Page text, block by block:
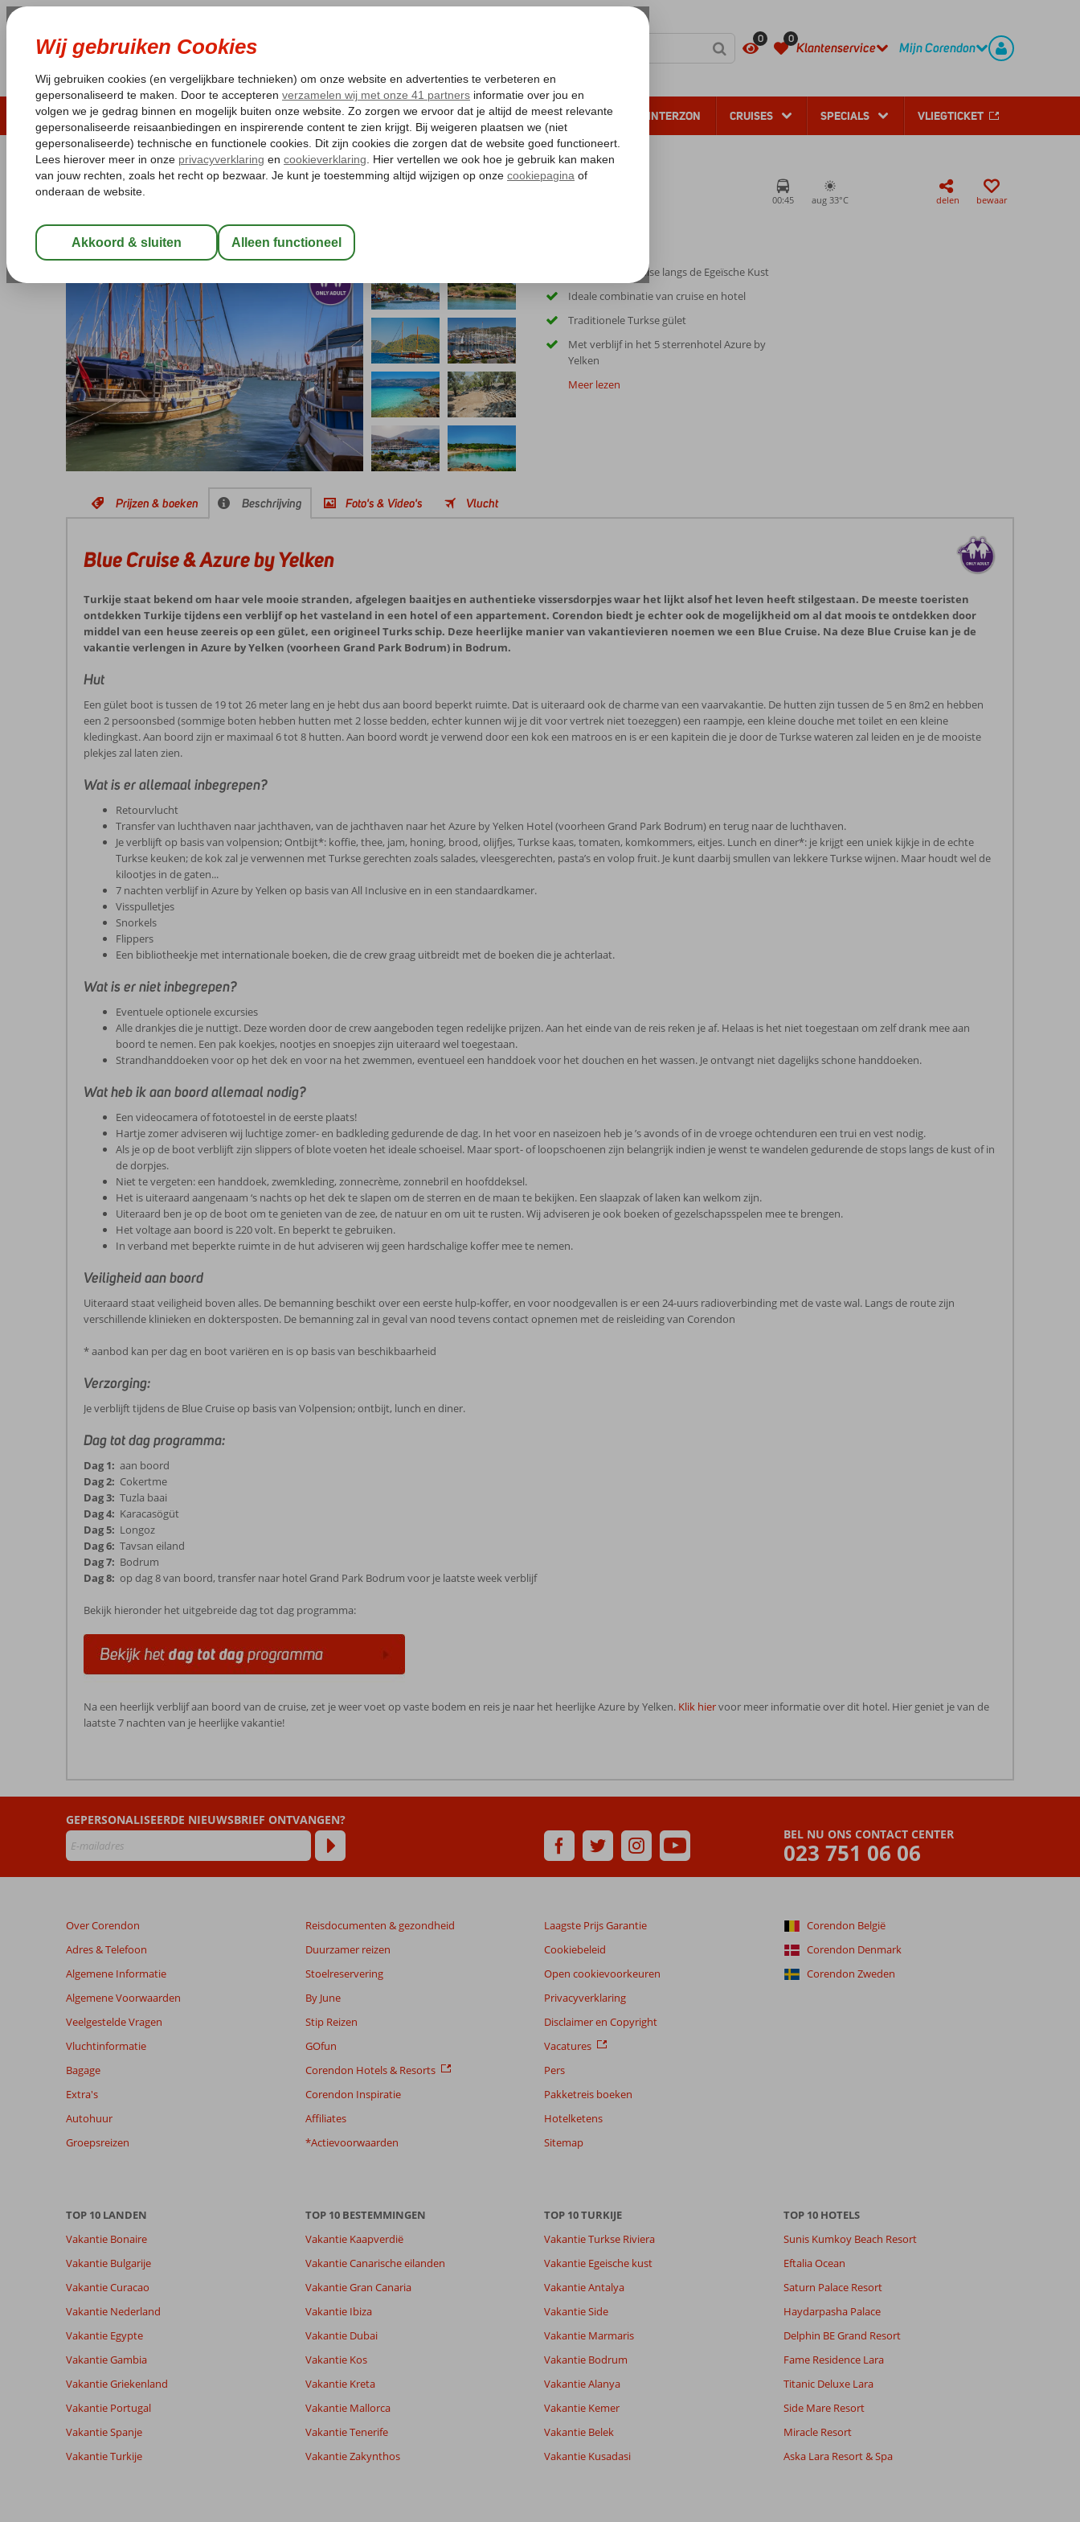
0 0
Klantenservice Mijn Corendon
LAST MINUTE ZOMER 2026 ZONVAKANTIE VERRE REIZEN ALL INCLUSIVE WINTERZON CRUISES SPECIALS VLIEGTICKET
Pakketgarantie Laagsteprijsgarantie* Gratis annuleren*
Home
Turkije Egeische kust
Blue Cruise & Azure by Yelken
Zie beschrijving (optie 2)
00:45 aug 33°C delen bewaar
Schitterende cruise langs de Egeïsche Kust
Ideale combinatie van cruise en hotel
Traditionele Turkse gület
Met verblijf in het 5 sterrenhotel Azure by
Yelken
Meer lezen
Prijzen & boeken Beschrijving Foto's & Video's Vlucht
Blue Cruise & Azure by Yelken
Turkije staat bekend om haar vele mooie stranden, afgelegen baaitjes en authentieke vissersdorpjes waar het lijkt alsof het leven heeft stilgestaan. De meeste toeristen
ontdekken Turkije tijdens een verblijf op het vasteland in een hotel of een appartement. Corendon biedt je echter ook de mogelijkheid om al dat moois te ontdekken door
middel van een heuse zeereis op een gület, een origineel Turks schip. Deze heerlijke manier van vakantievieren noemen we een Blue Cruise. Na deze Blue Cruise kan je de
vakantie verlengen in Azure by Yelken (voorheen Grand Park Bodrum) in Bodrum.
Hut
Een gület boot is tussen de 19 tot 26 meter lang en je hebt dus aan boord beperkt ruimte. Dat is uiteraard ook de charme van een vaarvakantie. De hutten zijn tussen de 5 en 8m2 en hebben
een 2 persoonsbed (sommige boten hebben hutten met 2 losse bedden, echter kunnen wij je dit voor vertrek niet toezeggen) een raampje, een kleine douche met toilet en een kleine
kledingkast. Aan boord zijn er maximaal 6 tot 8 hutten. Aan boord wordt je verwend door een kok een matroos en is er een kapitein die je door de Turkse wateren zal leiden en je de mooiste
plekjes zal laten zien.
Wat is er allemaal inbegrepen?
Retourvlucht
Transfer van luchthaven naar jachthaven, van de jachthaven naar het Azure by Yelken Hotel (voorheen Grand Park Bodrum) en terug naar de luchthaven.
Je verblijft op basis van volpension; Ontbijt*: koffie, thee, jam, honing, brood, olijfjes, Turkse kaas, tomaten, komkommers, eitjes. Lunch en diner*: je krijgt een uniek kijkje in de echte
Turkse keuken; de kok zal je verwennen met Turkse gerechten zoals salades, vleesgerechten, pasta’s en volop fruit. Je kunt daarbij smullen van lekkere Turkse wijnen. Maar houdt wel de
kilootjes in de gaten...
7 nachten verblijf in Azure by Yelken op basis van All Inclusive en in een standaardkamer.
Visspulletjes
Snorkels
Flippers
Een bibliotheekje met internationale boeken, die de crew graag uitbreidt met de boeken die je achterlaat.
Wat is er niet inbegrepen?
Eventuele optionele excursies
Alle drankjes die je nuttigt. Deze worden door de crew aangeboden tegen redelijke prijzen. Aan het einde van de reis reken je af. Helaas is het niet toegestaan om zelf drank mee aan
boord te nemen. Een pak koekjes, nootjes en snoepjes zijn uiteraard wel toegestaan.
Strandhanddoeken voor op het dek en voor na het zwemmen, eventueel een handdoek voor het douchen en het wassen. Je ontvangt niet dagelijks schone handdoeken.
Wat heb ik aan boord allemaal nodig?
Een videocamera of fototoestel in de eerste plaats!
Hartje zomer adviseren wij luchtige zomer- en badkleding gedurende de dag. In het voor en naseizoen heb je ’s avonds of in de vroege ochtenduren een trui en vest nodig.
Als je op de boot verblijft zijn slippers of blote voeten het ideale schoeisel. Maar sport- of loopschoenen zijn belangrijk indien je wenst te wandelen gedurende de stops langs de kust of in
de dorpjes.
Niet te vergeten: een handdoek, zwemkleding, zonnecrème, zonnebril en hoofddeksel.
Het is uiteraard aangenaam ‘s nachts op het dek te slapen om de sterren en de maan te bekijken. Een slaapzak of laken kan welkom zijn.
Uiteraard ben je op de boot om te genieten van de zee, de natuur en om uit te rusten. Wij adviseren je ook boeken of gezelschapsspelen mee te brengen.
Het voltage aan boord is 220 volt. En beperkt te gebruiken.
In verband met beperkte ruimte in de hut adviseren wij geen hardschalige koffer mee te nemen.
Veiligheid aan boord
Uiteraard staat veiligheid boven alles. De bemanning beschikt over een eerste hulp-koffer, en voor noodgevallen is er een 24-uurs radioverbinding met de vaste wal. Langs de route zijn
verschillende klinieken en doktersposten. De bemanning zal in geval van nood tevens contact opnemen met de reisleiding van Corendon
* aanbod kan per dag en boot variëren en is op basis van beschikbaarheid
Verzorging:
Je verblijft tijdens de Blue Cruise op basis van Volpension; ontbijt, lunch en diner.
Dag tot dag programma:
Dag 1: aan boord
Dag 2: Cokertme
Dag 3: Tuzla baai
Dag 4: Karacasögüt
Dag 5: Longoz
Dag 6: Tavsan eiland
Dag 7: Bodrum
Dag 8: op dag 8 van boord, transfer naar hotel Grand Park Bodrum voor je laatste week verblijf
Bekijk hieronder het uitgebreide dag tot dag programma:
Na een heerlijk verblijf aan boord van de cruise, zet je weer voet op vaste bodem en reis je naar het heerlijke Azure by Yelken. Klik hiervoor meer informatie over dit hotel. Hier geniet je van de
laatste 7 nachten van je heerlijke vakantie!
door
onze
klanten
in
Blue
&
Azure
Yelken
48
meer
om
de
van
de
beoordelingen
te
Meer
info
onze
beoordelingen.
BEL NU ONS CONTACT CENTER
023 751 06 06
GEPERSONALISEERDE NIEUWSBRIEF ONTVANGEN?
Over Corendon
Adres & Telefoon
Algemene Informatie
Algemene Voorwaarden
Veelgestelde Vragen
Vluchtinformatie
Bagage
Extra's
Autohuur
Groepsreizen
Reisdocumenten & gezondheid
Duurzamer reizen
Stoelreservering
By June
Stip Reizen
GOfun
Corendon Hotels & Resorts
Corendon Inspiratie
Affiliates
*Actievoorwaarden
Laagste Prijs Garantie
Cookiebeleid
Open cookievoorkeuren
Privacyverklaring
Disclaimer en Copyright
Vacatures
Pers
Pakketreis boeken
Hotelketens
Sitemap
Corendon België
Corendon Denmark
Corendon Zweden
TOP 10 LANDEN
Vakantie Bonaire
Vakantie Bulgarije
Vakantie Curacao
Vakantie Nederland
Vakantie Egypte
Vakantie Gambia
Vakantie Griekenland
Vakantie Portugal
Vakantie Spanje
Vakantie Turkije
TOP 10 BESTEMMINGEN
Vakantie Kaapverdië
Vakantie Canarische eilanden
Vakantie Gran Canaria
Vakantie Ibiza
Vakantie Dubai
Vakantie Kos
Vakantie Kreta
Vakantie Mallorca
Vakantie Tenerife
Vakantie Zakynthos
TOP 10 TURKIJE
Vakantie Turkse Riviera
Vakantie Egeische kust
Vakantie Antalya
Vakantie Side
Vakantie Marmaris
Vakantie Bodrum
Vakantie Alanya
Vakantie Kemer
Vakantie Belek
Vakantie Kusadasi
TOP 10 HOTELS
Sunis Kumkoy Beach Resort
Eftalia Ocean
Saturn Palace Resort
Haydarpasha Palace
Delphin BE Grand Resort
Fame Residence Lara
Titanic Deluxe Lara
Side Mare Resort
Miracle Resort
Aska Lara Resort & Spa